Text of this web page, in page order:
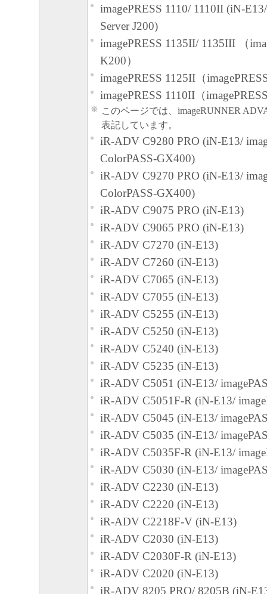
効に存続するものとします。
キヤノン株式会社
imagePRESS 1110/ 1110II (iN-
Server J200)
imagePRESS 1135II/ 1135III （
K200）
imagePRESS 1125II（
imagePRESS 1110II（
※
このページでは、imageRUNNER
表記しています。
iR-ADV C9280 PRO (iN-E13/
ColorPASS-GX400)
iR-ADV C9270 PRO (iN-E13/
ColorPASS-GX400)
iR-ADV C9075 PRO (iN-E13)
iR-ADV C9065 PRO (iN-E13)
iR-ADV C7270 (iN-E13)
iR-ADV C7260 (iN-E13)
iR-ADV C7065 (iN-E13)
iR-ADV C7055 (iN-E13)
iR-ADV C5255 (iN-E13)
iR-ADV C5250 (iN-E13)
iR-ADV C5240 (iN-E13)
iR-ADV C5235 (iN-E13)
iR-ADV C5051 (iN-E13/
iR-ADV C5051F-R (iN-E13/
iR-ADV C5045 (iN-E13/
iR-ADV C5035 (iN-E13/
iR-ADV C5035F-R (iN-E13/
iR-ADV C5030 (iN-E13/
iR-ADV C2230 (iN-E13)
iR-ADV C2220 (iN-E13)
iR-ADV C2218F-V (iN-E13)
iR-ADV C2030 (iN-E13)
iR-ADV C2030F-R (iN-E13)
iR-ADV C2020 (iN-E13)
iR-ADV 8205 PRO/ 8205B (iN-